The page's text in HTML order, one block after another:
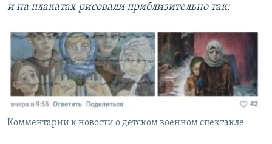
и на плакатах рисовали приблизительно так:
Комментарии к новости о детском военном спектакле